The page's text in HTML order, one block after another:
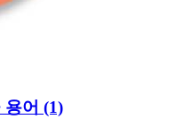
용어 (1)